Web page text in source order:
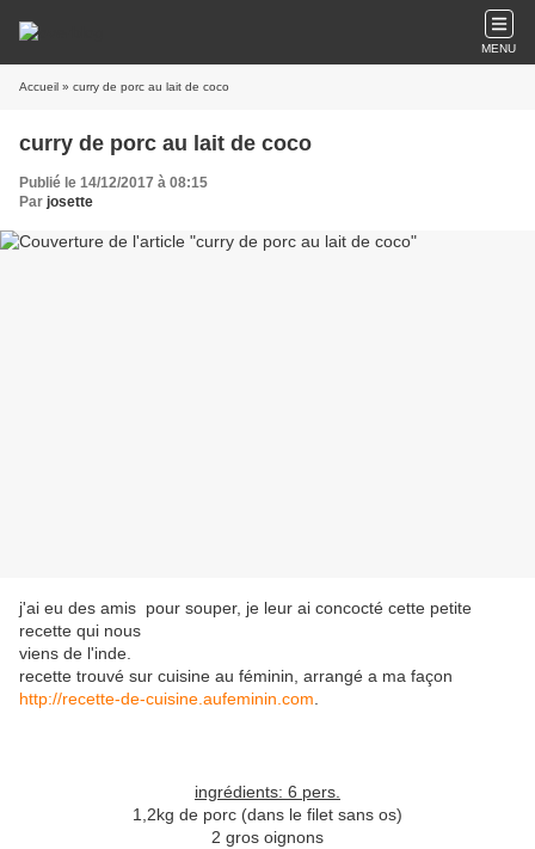
MENU
Accueil » curry de porc au lait de coco
curry de porc au lait de coco
Publié le 14/12/2017 à 08:15
Par josette
j'ai eu des amis pour souper, je leur ai concocté cette petite
recette qui nous
viens de l'inde.
recette trouvé sur cuisine au féminin, arrangé a ma façon
http://recette-de-cuisine.aufeminin.com
ingrédients: 6 pers.
1,2kg de porc (dans le filet sans os)
2 gros oignons